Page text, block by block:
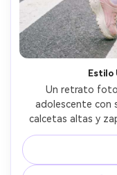
Estilo
Un retrato
adolescente con
calcetas altas y
forma de fresa,
luz suave y
A7III, 35mm f/